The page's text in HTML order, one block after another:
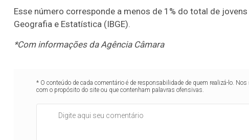
Esse número corresponde a menos de 1% do total de
Geografia e Estatística (IBGE).
*Com informações da Agência Câmara
* O conteúdo de cada comentário é de responsabilidade de quem realizá-lo.
com o propósito do site ou que contenham palavras ofensivas.